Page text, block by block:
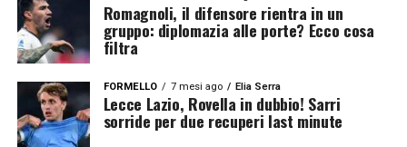
Romagnoli, il difensore rientra in un
gruppo: diplomazia alle porte? Ecco cosa
filtra
FORMELLO 7 mesi ago Elia Serra
Lecce Lazio, Rovella in dubbio! Sarri
sorride per due recuperi last minute